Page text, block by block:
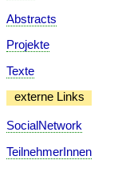
Abstracts
Projekte
Texte
externe Links
SocialNetwork
TeilnehmerInnen